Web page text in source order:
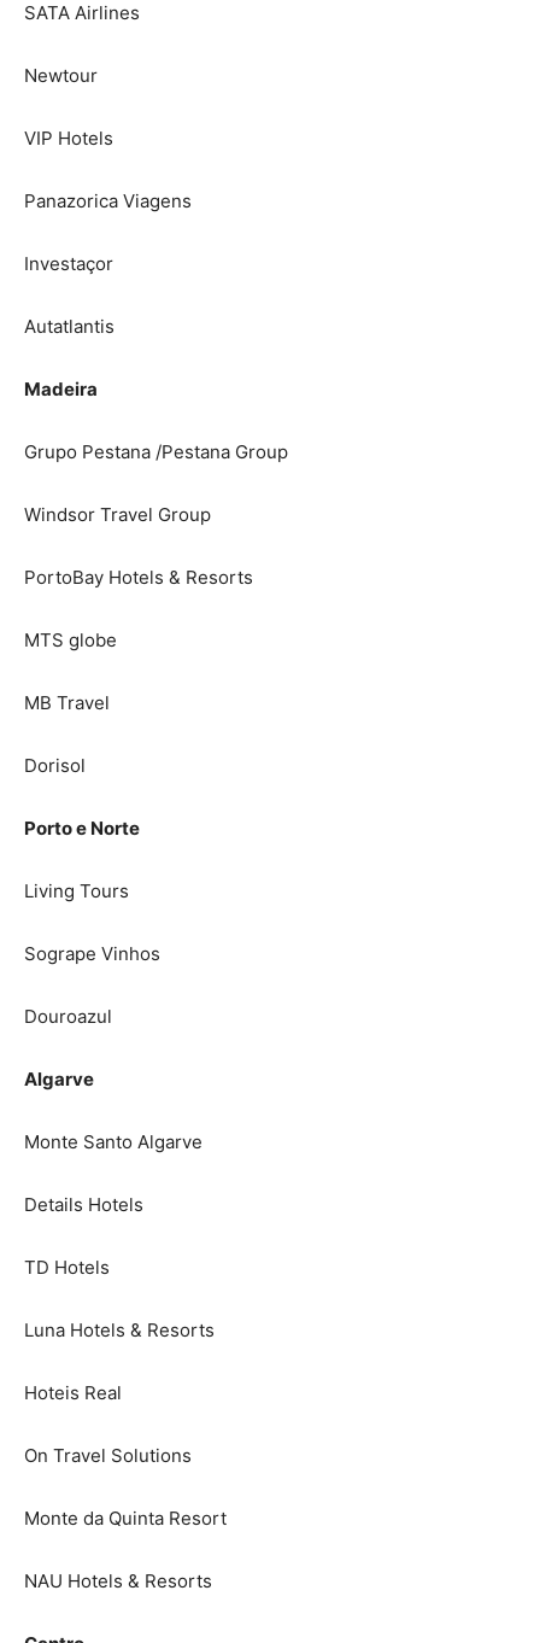
SATA Airlines
Newtour
VIP Hotels
Panazorica Viagens
Investaçor
Autatlantis
Madeira
Grupo Pestana /Pestana Group
Windsor Travel Group
PortoBay Hotels & Resorts
MTS globe
MB Travel
Dorisol
Porto e Norte
Living Tours
Sogrape Vinhos
Douroazul
Algarve
Monte Santo Algarve
Details Hotels
TD Hotels
Luna Hotels & Resorts
Hoteis Real
On Travel Solutions
Monte da Quinta Resort
NAU Hotels & Resorts